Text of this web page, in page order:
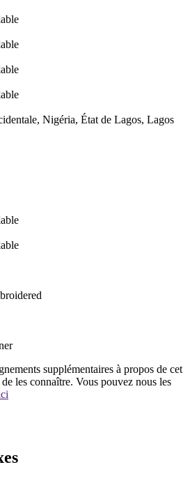
Nigéria, État de Lagos, Lagos
supplémentaires à propos de cet
les connaître. Vous pouvez nous les